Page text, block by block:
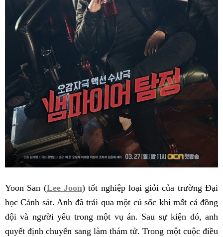
Yoon San (Lee Joon) tốt nghiệp loại giỏi của trường Đại
học Cảnh sát. Anh đã trải qua một cú sốc khi mất cả đồng
đội và người yêu trong một vụ án. Sau sự kiện đó, anh
quyết định chuyển sang làm thám tử. Trong một cuộc điều